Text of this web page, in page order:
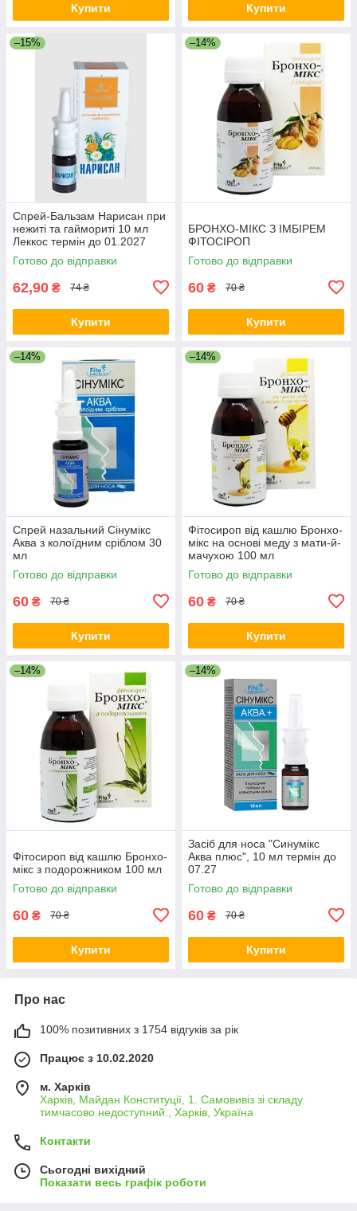
Купити Купити
–15%
Спрей-Бальзам Нарисан при
нежиті та гаймориті 10 мл
Леккос термін до 01.2027
Готово до відправки
62,90 ₴ 74 ₴
Купити
–14%
БРОНХО-МІКС З ІМБІРЕМ
ФІТОСІРОП
Готово до відправки
60 ₴ 70 ₴
Купити
–14%
Спрей назальний Сінумікс
Аква з колоїдним сріблом 30
мл
Готово до відправки
60 ₴ 70 ₴
Купити
–14%
Фітосироп від кашлю Бронхо-
мікс на основі меду з мати-й-
мачухою 100 мл
Готово до відправки
60 ₴ 70 ₴
Купити
–14%
Фітосироп від кашлю Бронхо-
мікс з подорожником 100 мл
Готово до відправки
60 ₴ 70 ₴
Купити
–14%
Засіб для носа "Синумікс
Аква плюс", 10 мл термін до
07.27
Готово до відправки
60 ₴ 70 ₴
Купити
Про нас
100% позитивних з 1754 відгуків за рік
Працює з 10.02.2020
м. Харків
Харків, Майдан Конституції, 1. Самовивіз зі складу
тимчасово недоступний., Харків, Україна
Контакти
Сьогодні вихідний
Показати весь графік роботи